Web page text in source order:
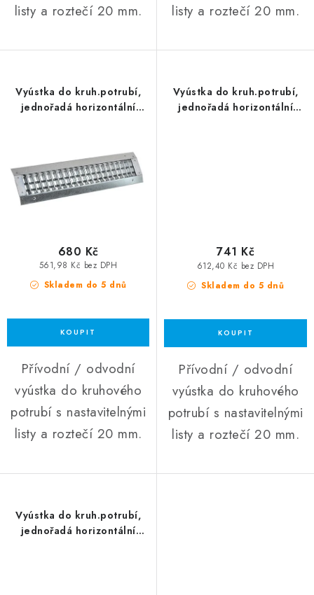
listy a roztečí 20 mm.
listy a roztečí 20 mm.
Vyústka do kruh.potrubí,
jednořadá horizontální
Skladem do 5 dnů
561,98 Kč bez DPH
680 Kč
Přívodní / odvodní
vyústka do kruhového
potrubí s nastavitelnými
listy a roztečí 20 mm.
Vyústka do kruh.potrubí,
jednořadá horizontální
Skladem do 5 dnů
612,40 Kč bez DPH
741 Kč
Přívodní / odvodní
vyústka do kruhového
potrubí s nastavitelnými
listy a roztečí 20 mm.
Vyústka do kruh.potrubí,
jednořadá horizontální